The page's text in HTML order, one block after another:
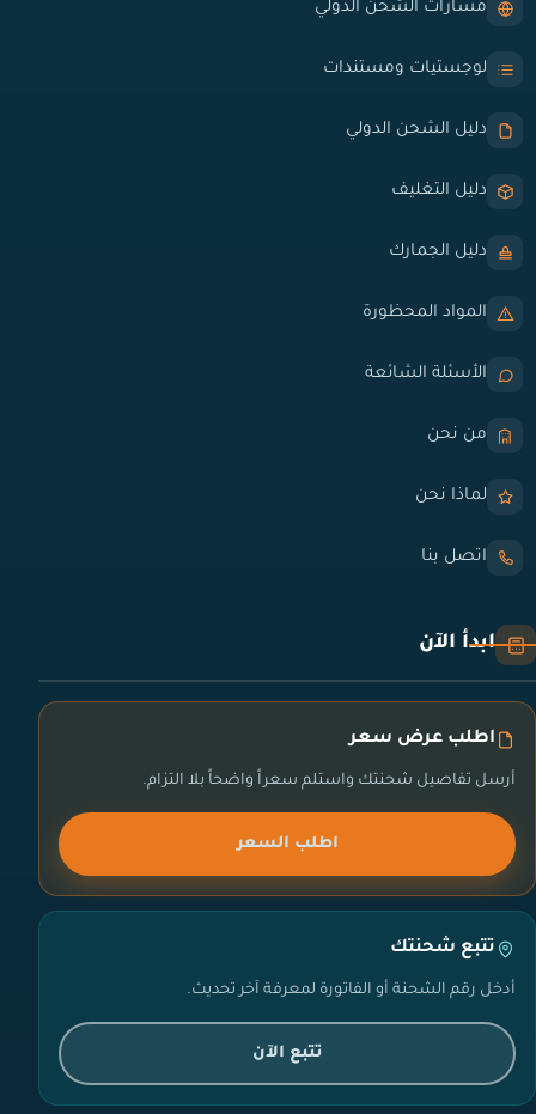
مسارات الشحن الدولي
لوجستيات ومستندات
دليل الشحن الدولي
دليل التغليف
دليل الجمارك
المواد المحظورة
الأسئلة الشائعة
من نحن
لماذا نحن
اتصل بنا
ابدأ الآن
اطلب عرض سعر
أرسل تفاصيل شحنتك واستلم سعراً واضحاً بلا التزام.
اطلب السعر
تتبع شحنتك
أدخل رقم الشحنة أو الفاتورة لمعرفة آخر تحديث.
تتبع الآن